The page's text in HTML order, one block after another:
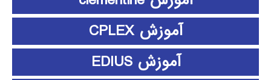
آموزش CPLEX
آموزش EDIUS